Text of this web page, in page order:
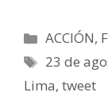
ACCIÓN,
Etiquetas
23 de
Lima, tweet